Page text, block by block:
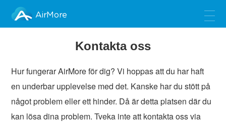
AirMore
Kontakta oss
Hur fungerar AirMore för dig? Vi hoppas att du har haft
en underbar upplevelse med det. Kanske har du stött på
något problem eller ett hinder. Då är detta platsen där du
kan lösa dina problem. Tveka inte att kontakta oss via